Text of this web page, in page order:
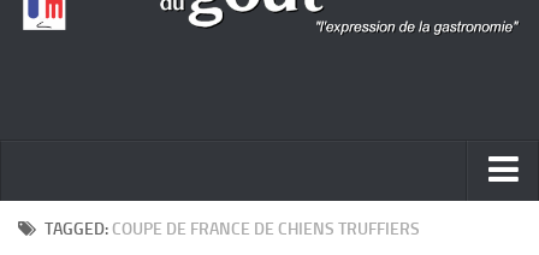
ACTUALITÉ
TAGGED: COUPE DE FRANCE DE CHIENS TRUFFIERS